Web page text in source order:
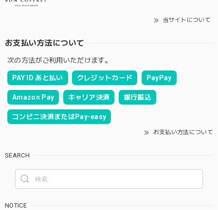
当サイトについて
お支払い方法について
次の方法がご利用いただけます。
PAY ID あと払い クレジットカード PayPay
Amazon Pay キャリア決済 銀行振込
コンビニ決済またはPay-easy
お支払い方法について
SEARCH
NOTICE